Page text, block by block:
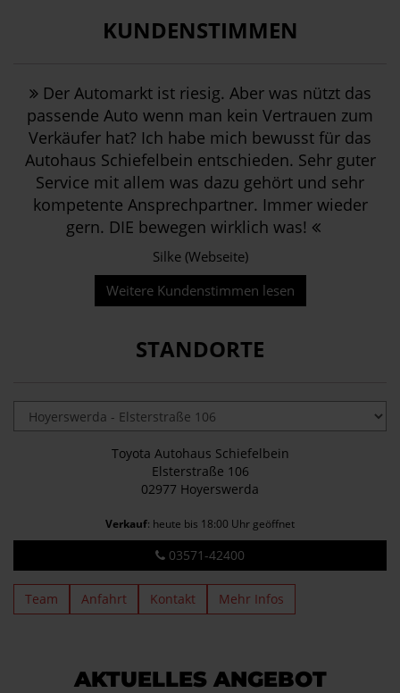
KUNDENSTIMMEN
Der Automarkt ist riesig. Aber was nützt das
passende Auto wenn man kein Vertrauen zum
Verkäufer hat? Ich habe mich bewusst für das
Autohaus Schiefelbein entschieden. Sehr guter
Service mit allem was dazu gehört und sehr
kompetente Ansprechpartner. Immer wieder
gern. DIE bewegen wirklich was!
Silke (Webseite)
Weitere Kundenstimmen lesen
STANDORTE
Toyota Autohaus Schiefelbein
Elsterstraße 106
02977 Hoyerswerda
Verkauf: heute bis 18:00 Uhr geöffnet
03571-42400
Team Anfahrt Kontakt Mehr Infos
AKTUELLES ANGEBOT